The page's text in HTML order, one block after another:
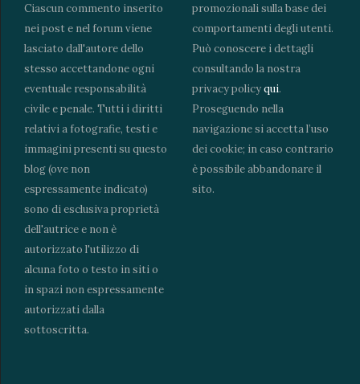
Ciascun commento inserito
nei post e nel forum viene
lasciato dall'autore dello
stesso accettandone ogni
eventuale responsabilità
civile e penale. Tutti i diritti
relativi a fotografie, testi e
immagini presenti su questo
blog (ove non
espressamente indicato)
sono di esclusiva proprietà
dell'autrice e non è
autorizzato l'utilizzo di
alcuna foto o testo in siti o
in spazi non espressamente
autorizzati dalla
sottoscritta.
promozionali sulla base dei
comportamenti degli utenti.
Può conoscere i dettagli
consultando la nostra
privacy policyqui.
Proseguendo nella
navigazione si accetta l’uso
dei cookie; in caso contrario
è possibile abbandonare il
sito.